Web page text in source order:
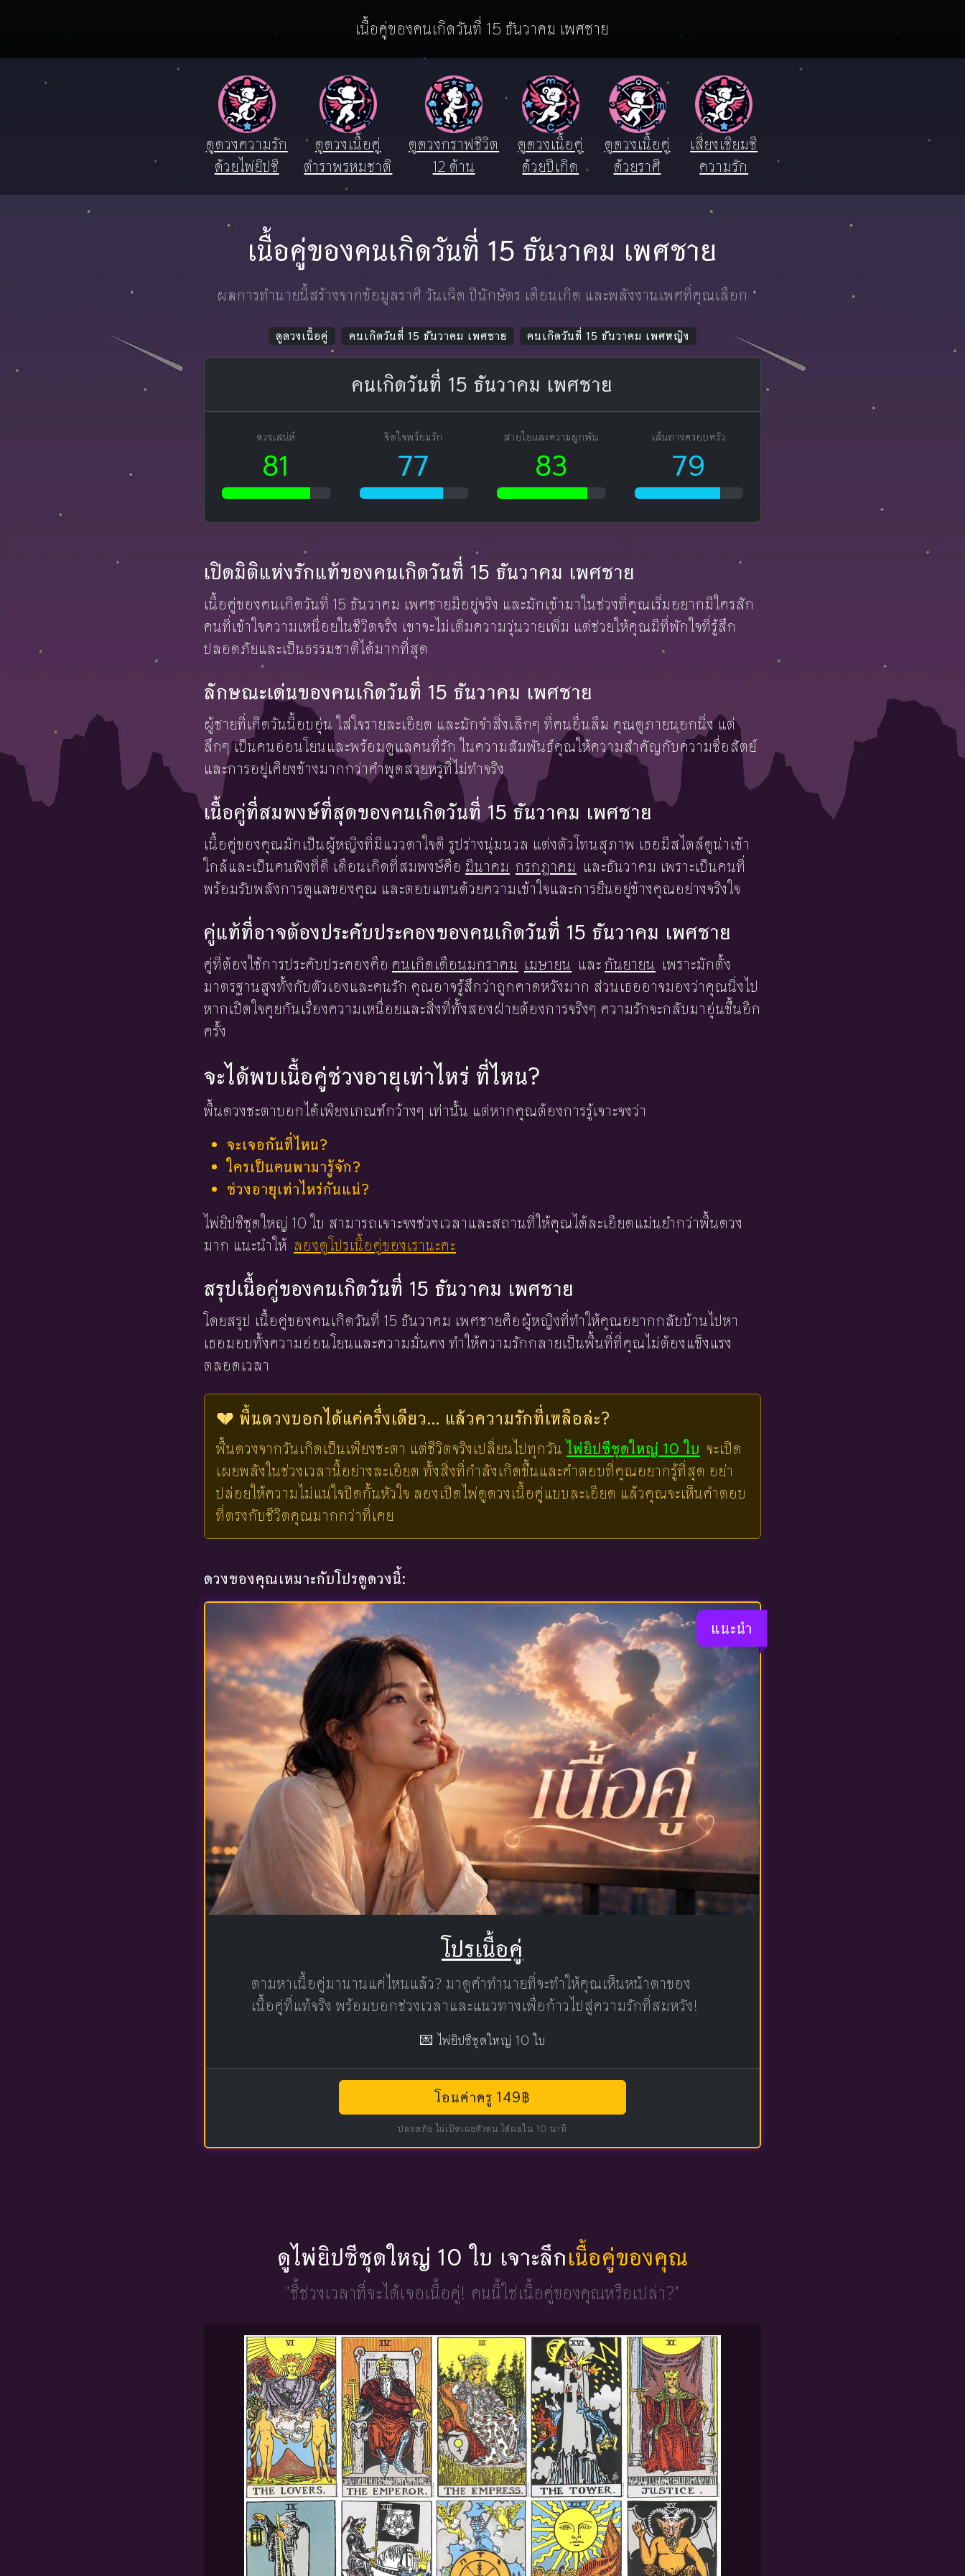
เนื้อคู่ของคนเกิดวันที่ 15 ธันวาคม เพศชาย
ดูดวงความรัก
ด้วยไพ่ยิปซี
ดูดวงเนื้อคู่
ตำราพรหมชาติ
ดูดวงกราฟชีวิต
12 ด้าน
ดูดวงเนื้อคู่
ด้วยปีเกิด
ดูดวงเนื้อคู่
ด้วยราศี
เสี่ยงเซียมซี
ความรัก
เนื้อคู่ของคนเกิดวันที่ 15 ธันวาคม เพศชาย
ผลการทำนายนี้สร้างจากข้อมูลราศี วันเกิด ปีนักษัตร เดือนเกิด และพลังงานเพศที่คุณเลือก
ดูดวงเนื้อคู่ คนเกิดวันที่ 15 ธันวาคม เพศชาย คนเกิดวันที่ 15 ธันวาคม เพศหญิง
คนเกิดวันที่ 15 ธันวาคม เพศชาย
ดวงเสน่ห์
81
จิตใจพร้อมรัก
77
สายใยและความผูกพัน
83
เส้นทางครอบครัว
79
เปิดมิติแห่งรักแท้ของคนเกิดวันที่ 15 ธันวาคม เพศชาย
เนื้อคู่ของคนเกิดวันที่ 15 ธันวาคม เพศชายมีอยู่จริง และมักเข้ามาในช่วงที่คุณเริ่มอยากมีใครสัก
คนที่เข้าใจความเหนื่อยในชีวิตจริง เขาจะไม่เติมความวุ่นวายเพิ่ม แต่ช่วยให้คุณมีที่พักใจที่รู้สึก
ปลอดภัยและเป็นธรรมชาติได้มากที่สุด
ลักษณะเด่นของคนเกิดวันที่ 15 ธันวาคม เพศชาย
ผู้ชายที่เกิดวันนี้อบอุ่น ใส่ใจรายละเอียด และมักจำสิ่งเล็กๆ ที่คนอื่นลืม คุณดูภายนอกนิ่ง แต่
ลึกๆ เป็นคนอ่อนโยนและพร้อมดูแลคนที่รัก ในความสัมพันธ์คุณให้ความสำคัญกับความซื่อสัตย์
และการอยู่เคียงข้างมากกว่าคำพูดสวยหรูที่ไม่ทำจริง
เนื้อคู่ที่สมพงษ์ที่สุดของคนเกิดวันที่ 15 ธันวาคม เพศชาย
เนื้อคู่ของคุณมักเป็นผู้หญิงที่มีแววตาใจดี รูปร่างนุ่มนวล แต่งตัวโทนสุภาพ เธอมีสไตล์ดูน่าเข้า
ใกล้และเป็นคนฟังที่ดี เดือนเกิดที่สมพงษ์คือ มีนาคม กรกฎาคม และธันวาคม เพราะเป็นคนที่
พร้อมรับพลังการดูแลของคุณ และตอบแทนด้วยความเข้าใจและการยืนอยู่ข้างคุณอย่างจริงใจ
คู่แท้ที่อาจต้องประคับประคองของคนเกิดวันที่ 15 ธันวาคม เพศชาย
คู่ที่ต้องใช้การประคับประคองคือ คนเกิดเดือนมกราคม เมษายน และกันยายน เพราะมักตั้ง
มาตรฐานสูงทั้งกับตัวเองและคนรัก คุณอาจรู้สึกว่าถูกคาดหวังมาก ส่วนเธออาจมองว่าคุณนิ่งไป
หากเปิดใจคุยกันเรื่องความเหนื่อยและสิ่งที่ทั้งสองฝ่ายต้องการจริงๆ ความรักจะกลับมาอุ่นขึ้นอีก
ครั้ง
จะได้พบเนื้อคู่ช่วงอายุเท่าไหร่ ที่ไหน?
พื้นดวงชะตาบอกได้เพียงเกณฑ์กว้างๆ เท่านั้น แต่หากคุณต้องการรู้เจาะจงว่า
จะเจอกันที่ไหน?
ใครเป็นคนพามารู้จัก?
ช่วงอายุเท่าไหร่กันแน่?
ไพ่ยิปซีชุดใหญ่ 10 ใบ สามารถเจาะจงช่วงเวลาและสถานที่ให้คุณได้ละเอียดแม่นยำกว่าพื้นดวง
มาก แนะนำให้ ลองดูโปรเนื้อคู่ของเรานะคะ
สรุปเนื้อคู่ของคนเกิดวันที่ 15 ธันวาคม เพศชาย
โดยสรุป เนื้อคู่ของคนเกิดวันที่ 15 ธันวาคม เพศชายคือผู้หญิงที่ทำให้คุณอยากกลับบ้านไปหา
เธอมอบทั้งความอ่อนโยนและความมั่นคง ทำให้ความรักกลายเป็นพื้นที่ที่คุณไม่ต้องแข็งแรง
ตลอดเวลา
💔 พื้นดวงบอกได้แค่ครึ่งเดียว... แล้วความรักที่เหลือล่ะ?
พื้นดวงจากวันเกิดเป็นเพียงชะตา แต่ชีวิตจริงเปลี่ยนไปทุกวัน ไพ่ยิปซีชุดใหญ่ 10 ใบ จะเปิด
เผยพลังในช่วงเวลานี้อย่างละเอียด ทั้งสิ่งที่กำลังเกิดขึ้นและคำตอบที่คุณอยากรู้ที่สุด อย่า
ปล่อยให้ความไม่แน่ใจปิดกั้นหัวใจ ลองเปิดไพ่ดูดวงเนื้อคู่แบบละเอียด แล้วคุณจะเห็นคำตอบ
ที่ตรงกับชีวิตคุณมากกว่าที่เคย
ดวงของคุณเหมาะกับโปรดูดวงนี้:
แนะนำ
โปรเนื้อคู่
ตามหาเนื้อคู่มานานแค่ไหนแล้ว? มาดูคำทำนายที่จะทำให้คุณเห็นหน้าตาของ
เนื้อคู่ที่แท้จริง พร้อมบอกช่วงเวลาและแนวทางเพื่อก้าวไปสู่ความรักที่สมหวัง!
💌 ไพ่ยิปซีชุดใหญ่ 10 ใบ
โอนค่าครู 149฿
ปลอดภัย ไม่เปิดเผยตัวตน ได้ผลใน 10 นาที
ดูไพ่ยิปซีชุดใหญ่ 10 ใบ เจาะลึกเนื้อคู่ของคุณ
"ชี้ช่วงเวลาที่จะได้เจอเนื้อคู่! คนนี้ใช่เนื้อคู่ของคุณหรือเปล่า?"